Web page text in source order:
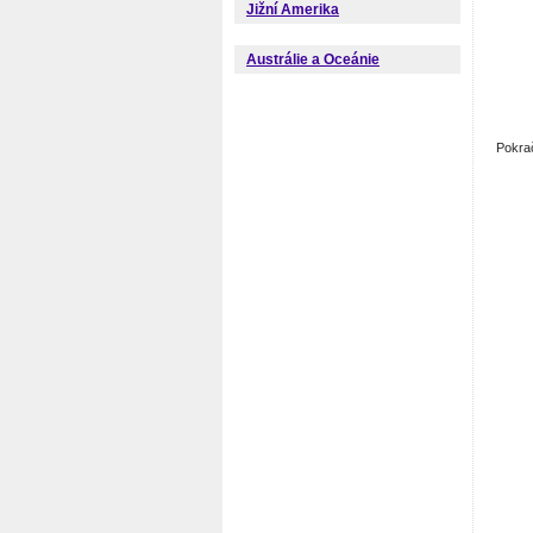
Jižní Amerika
Austrálie a Oceánie